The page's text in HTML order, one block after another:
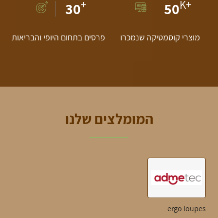
פעילות גופנית משפרת את זרימת הדם, מגבירה את אספקת החמצן
לפני בחירת מוצרי טיפוח, חשוב להכיר את סוג העור שלכם:
: נוטה לברק, נקבוביות גדולות ונטייה לאקנה. חפשו מוצרים
מאזנים.
50K+
מוצרי קוסמטיקה שנמכרו
30+
פרסים בתחום היופי והבריאות
המומלצים שלנו
ergo loupes